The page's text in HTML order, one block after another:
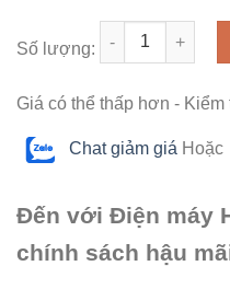
Số lượng:
Số lượng
Giá có thể thấp hơn - Kiểm
Chat giảm giá Hoặc
Đến với Điện máy
chính sách hậu